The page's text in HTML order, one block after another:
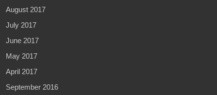
August 2017
July 2017
June 2017
May 2017
April 2017
September 2016